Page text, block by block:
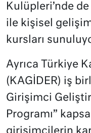
Kulüpleri’nde
ile kişisel
kursları
Ayrıca Türkiye
(KAGİDER) iş
Girişimci
Programı”